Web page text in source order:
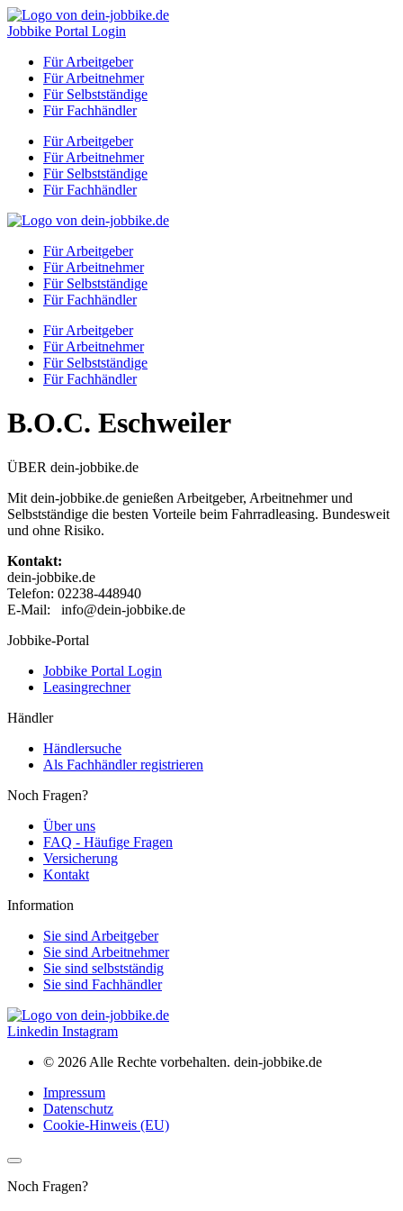
Zum
Inhalt
Jobbike Portal Login
Für Arbeitgeber
Für Arbeitnehmer
Für Selbstständige
Für Fachhändler
Für Arbeitgeber
Für Arbeitnehmer
Für Selbstständige
Für Fachhändler
Für Arbeitgeber
Für Arbeitnehmer
Für Selbstständige
Für Fachhändler
Für Arbeitgeber
Für Arbeitnehmer
Für Selbstständige
Für Fachhändler
B.O.C. Eschweiler
ÜBER dein-jobbike.de
Mit dein-jobbike.de genießen Arbeitgeber, Arbeitnehmer und
Selbstständige die besten Vorteile beim Fahrradleasing. Bundesweit
und ohne Risiko.
Kontakt:
dein-jobbike.de
Telefon: 02238-448940
E-Mail: info@dein-jobbike.de
Jobbike-Portal
Jobbike Portal Login
Leasingrechner
Händler
Händlersuche
Als Fachhändler registrieren
Noch Fragen?
Über uns
FAQ - Häufige Fragen
Versicherung
Kontakt
Information
Sie sind Arbeitgeber
Sie sind Arbeitnehmer
Sie sind selbstständig
Sie sind Fachhändler
Linkedin Instagram
© 2026 Alle Rechte vorbehalten. dein-jobbike.de
Impressum
Datenschutz
Cookie-Hinweis (EU)
Noch Fragen?